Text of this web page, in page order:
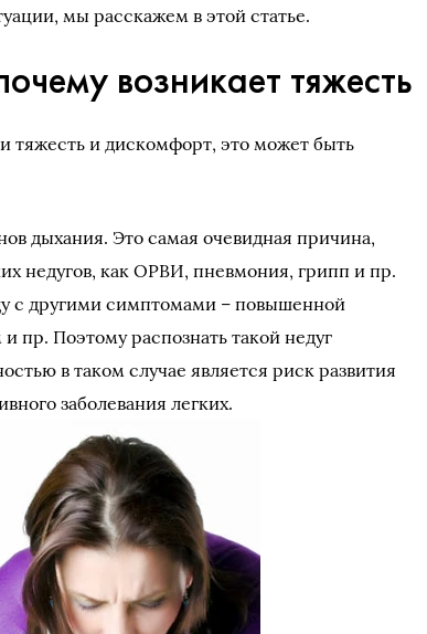
мы расскажем в этой статье.
возникает тяжесть
тяжесть и дискомфорт, это может быть
дыхания. Это самая очевидная причина,
недугов, как ОРВИ, пневмония, грипп и пр.
с другими симптомами – повышенной
пр. Поэтому распознать такой недуг
в таком случае является риск развития
заболевания легких.